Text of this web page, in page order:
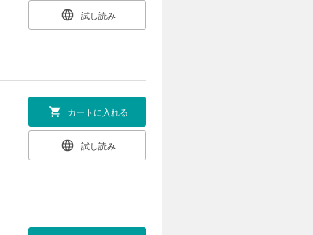
試し読み
カートに入れる
試し読み